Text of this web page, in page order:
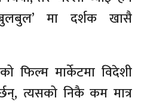
मा दर्शक खासै
फिल्म मार्केटमा विदेशी
त्यसको निकै कम मात्र